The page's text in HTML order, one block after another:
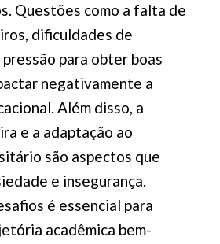
Questões como a falta de
dificuldades de
para obter boas
negativamente a
Além disso, a
e a adaptação ao
são aspectos que
e insegurança.
é essencial para
acadêmica bem-